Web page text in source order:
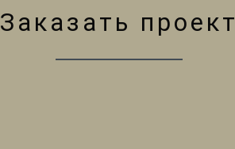
Заказать проект